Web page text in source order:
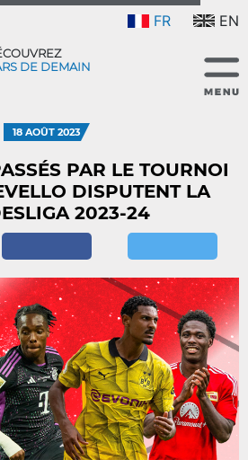
FR EN
DE DEMAIN
18 AOÛT 2023
PAR LE TOURNOI
DISPUTENT LA
2023-24